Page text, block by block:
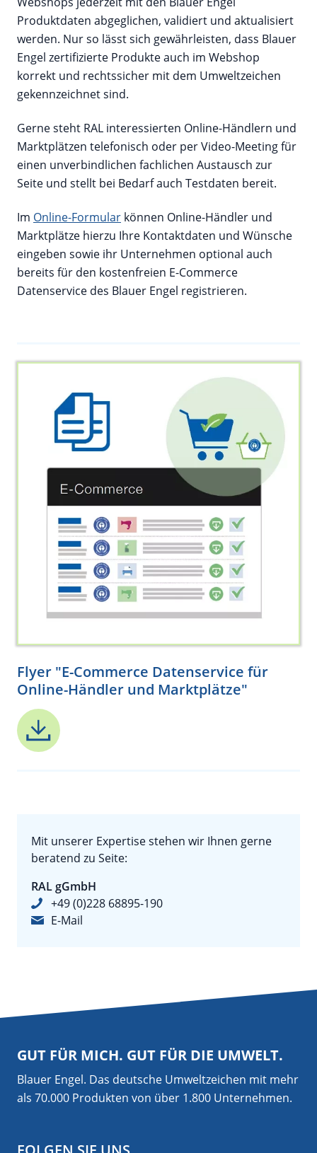
Produktdaten abgeglichen, validiert und aktualisiert
werden. Nur so lässt sich gewährleisten, dass Blauer
Engel zertifizierte Produkte auch im Webshop
korrekt und rechtssicher mit dem Umweltzeichen
gekennzeichnet sind.
Gerne steht RAL interessierten Online-Händlern und
Marktplätzen telefonisch oder per Video-Meeting für
einen unverbindlichen fachlichen Austausch zur
Seite und stellt bei Bedarf auch Testdaten bereit.
Im Online-Formular können Online-Händler und
Marktplätze hierzu Ihre Kontaktdaten und Wünsche
eingeben sowie ihr Unternehmen optional auch
bereits für den kostenfreien E-Commerce
Datenservice des Blauer Engel registrieren.
Flyer "E-Commerce Datenservice für
Online-Händler und Marktplätze"
Mit unserer Expertise stehen wir Ihnen gerne
beratend zu Seite:
RAL gGmbH
+49 (0)228 68895-190
E-Mail
GUT FÜR MICH. GUT FÜR DIE UMWELT.
Blauer Engel. Das deutsche Umweltzeichen mit mehr
als 70.000 Produkten von über 1.800 Unternehmen.